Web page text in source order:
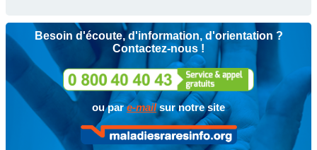
Besoin d'écoute, d'information, d'orientation ?
Contactez-nous !
ou pare-mailsur notre site